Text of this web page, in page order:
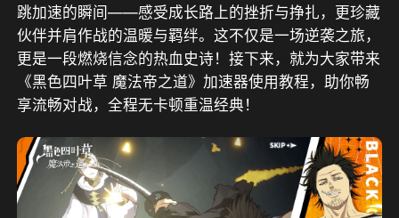
跳加速的瞬间——感受成长路上的挫折与挣扎，更珍藏
伙伴并肩作战的温暖与羁绊。这不仅是一场逆袭之旅，
更是一段燃烧信念的热血史诗！接下来，就为大家带来
《黑色四叶草 魔法帝之道》加速器使用教程，助你畅
享流畅对战，全程无卡顿重温经典！